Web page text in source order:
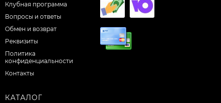
Клубная программа
Вопросы и ответы
Обмен и возврат
Реквизиты
Политика
конфиденциальности
Контакты
КАТАЛОГ